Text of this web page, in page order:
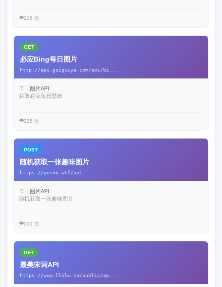
👁️236 次
GET
必应Bing每日图片
http://api.guiguiya.com/api/bi...
📁
图片API
获取必应每日壁纸
👁️225 次
POST
随机获取一张趣味图片
https://yesno.wtf/api
📁
图片API
随机获取一张趣味图片
👁️222 次
GET
最美宋词API
https://www.llslw.cn/public/ap...